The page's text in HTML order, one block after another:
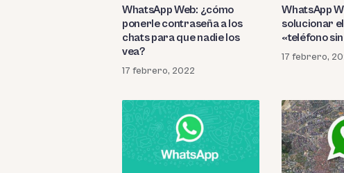
WhatsApp Web: ¿cómo
ponerle contraseña a los
chats para que nadie los
vea?
17 febrero, 2022
WhatsApp
solucionar
«teléfono
17 febrero,